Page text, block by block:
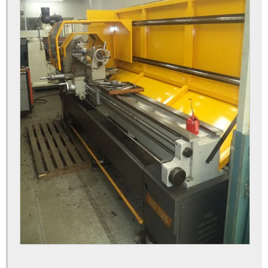
Consultoria nr12
Consultoria técnico de segurança do trabalho
Curso adequação nr12
Curso auditor nr12
Curso basico nr 12
Curso de nr 12 valor
Curso especialista nr 12
Curso instrutor nr 12
Curso nr 12 instrutor
Curso nr12 com certificado